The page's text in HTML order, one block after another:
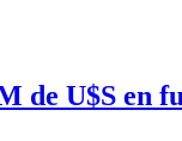
de U$S en